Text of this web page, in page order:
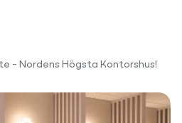
– Nordens Högsta Kontorshus!